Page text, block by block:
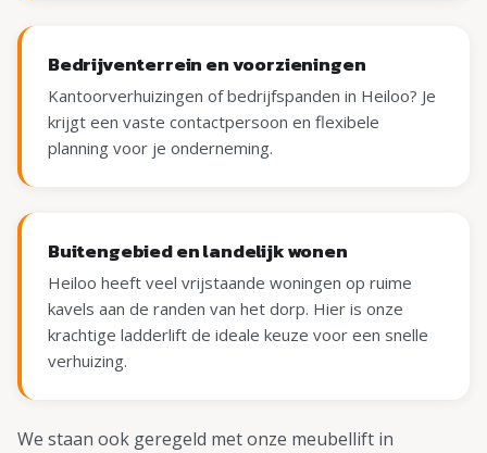
Bedrijventerrein en voorzieningen
Kantoorverhuizingen of bedrijfspanden in Heiloo? Je
krijgt een vaste contactpersoon en flexibele
planning voor je onderneming.
Buitengebied en landelijk wonen
Heiloo heeft veel vrijstaande woningen op ruime
kavels aan de randen van het dorp. Hier is onze
krachtige ladderlift de ideale keuze voor een snelle
verhuizing.
We staan ook geregeld met onze meubellift in